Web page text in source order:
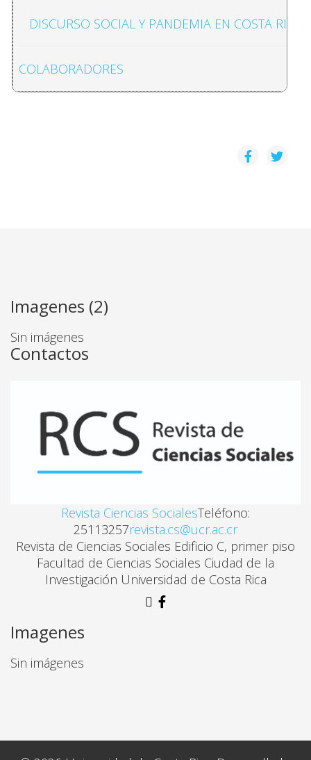
DISCURSO SOCIAL Y PANDEMIA EN COSTA
COLABORADORES
Imagenes (2)
Sin imágenes
Contactos
Revista Ciencias SocialesTeléfono:
25113257revista.cs@ucr.ac.cr
Revista de Ciencias Sociales Edificio C, primer piso
Facultad de Ciencias Sociales Ciudad de la
Investigación Universidad de Costa Rica
Imagenes
Sin imágenes